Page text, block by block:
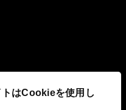
トはCookieを使用し